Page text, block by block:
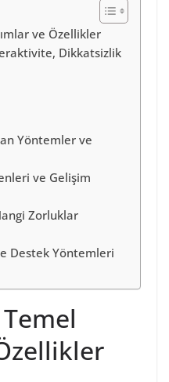
ve Özellikler
Dikkatsizlik
Yöntemler ve
ve Gelişim
Zorluklar
Destek Yöntemleri